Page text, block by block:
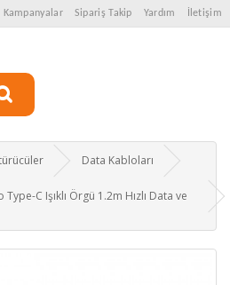
Kampanyalar Sipariş Takip Yardım İletişim
Data Kabloları
C Işıklı Örgü 1.2m Hızlı Data ve